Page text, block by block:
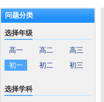
问题分类
选择年级
高一 高二
高三
初一
初二 初三
选择学科